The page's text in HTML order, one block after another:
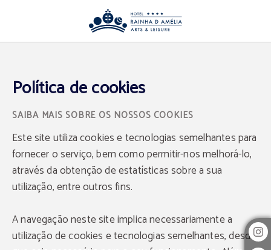
Política de cookies
SAIBA MAIS SOBRE OS NOSSOS COOKIES
Este site utiliza cookies e tecnologias semelhantes para
fornecer o serviço, bem como permitir-nos melhorá-lo,
através da obtenção de estatísticas sobre a sua
utilização, entre outros fins.
A navegação neste site implica necessariamente a
utilização de cookies e tecnologias semelhantes, desde